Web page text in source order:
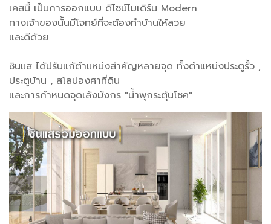
เคสนี้ เป็นการออกแบบ ดีไซน์โมเดิร์น Modern
ทางเจ้าของนั้นมีโจทย์ที่จะต้องทำบ้านให้สวย
และดีด้วย
ซินแส ได้ปรับแก้ตำแหน่งสำคัญหลายจุด ทั้งตำแหน่งประตูรั้ว ,
ประตูบ้าน , สโลปองศาที่ดิน
และการกำหนดจุดเล้งมังกร "น้ำพุกระตุ้นโชค"